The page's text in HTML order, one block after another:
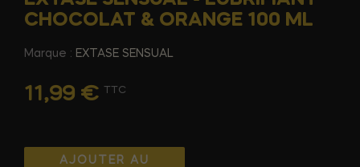
CHOCOLAT & ORANGE 100 ML
Marque : EXTASE SENSUAL
11,99 € TTC
AJOUTER AU